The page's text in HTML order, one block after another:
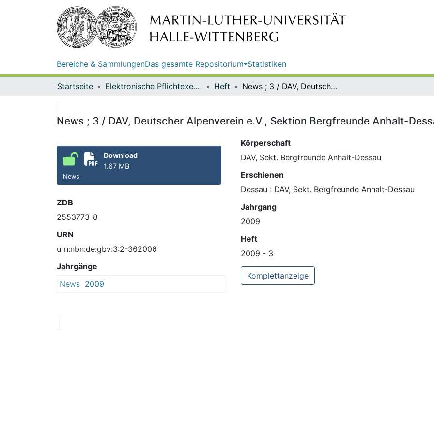
Bereiche & SammlungenDas gesamte Repositorium Statistiken
Startseite Elektronische Pflichtexemplare Heft News ; 3 / DAV, Deutscher Alpenverein e.V., Sektion Bergfreunde Anhalt-Dessau
News ; 3 / DAV, Deutscher Alpenverein e.V., Sektion Bergfreunde Anhalt-
Download
1.67 MB
News
ZDB
2553773-8
URN
urn:nbn:de:gbv:3:2-362006
Jahrgänge
News 2009
Körperschaft
DAV, Sekt. Bergfreunde Anhalt-Dessau
Erschienen
Dessau : DAV, Sekt. Bergfreunde Anhalt-Dessau
Jahrgang
2009
Heft
2009 - 3
Komplettanzeige